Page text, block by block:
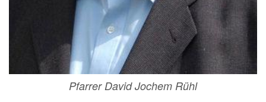
Pfarrer David Jochem Rühl